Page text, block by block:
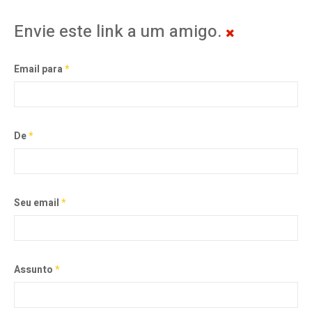
Envie este link a um amigo.
Email para*
De*
Seu email*
Assunto*